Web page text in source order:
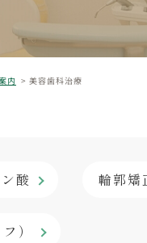
内 美容歯科治療
酸 輪郭矯
）